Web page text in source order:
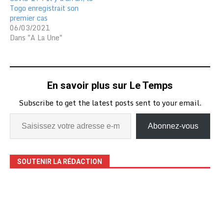
Togo enregistrait son
premier cas
06/03/2021
Dans "A La Une"
En savoir plus sur Le Temps
Subscribe to get the latest posts sent to your email.
Abonnez-vous
SOUTENIR LA RÉDACTION